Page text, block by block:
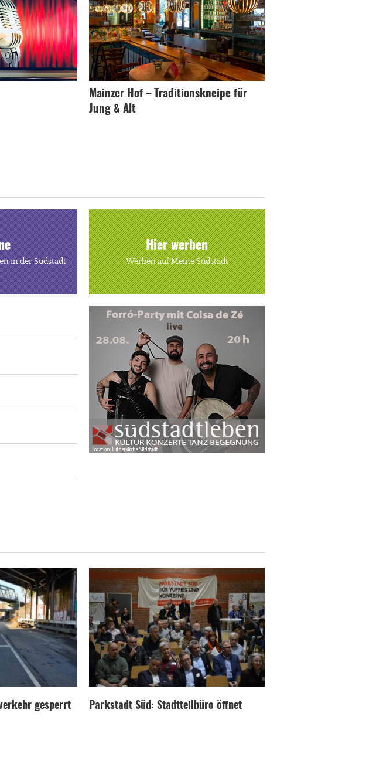
Mainzer Hof – Traditionskneipe für
Jung & Alt
in der Südstadt
Hier werben
Werben auf Meine Südstadt
gesperrt Parkstadt Süd: Stadtteilbüro öffnet